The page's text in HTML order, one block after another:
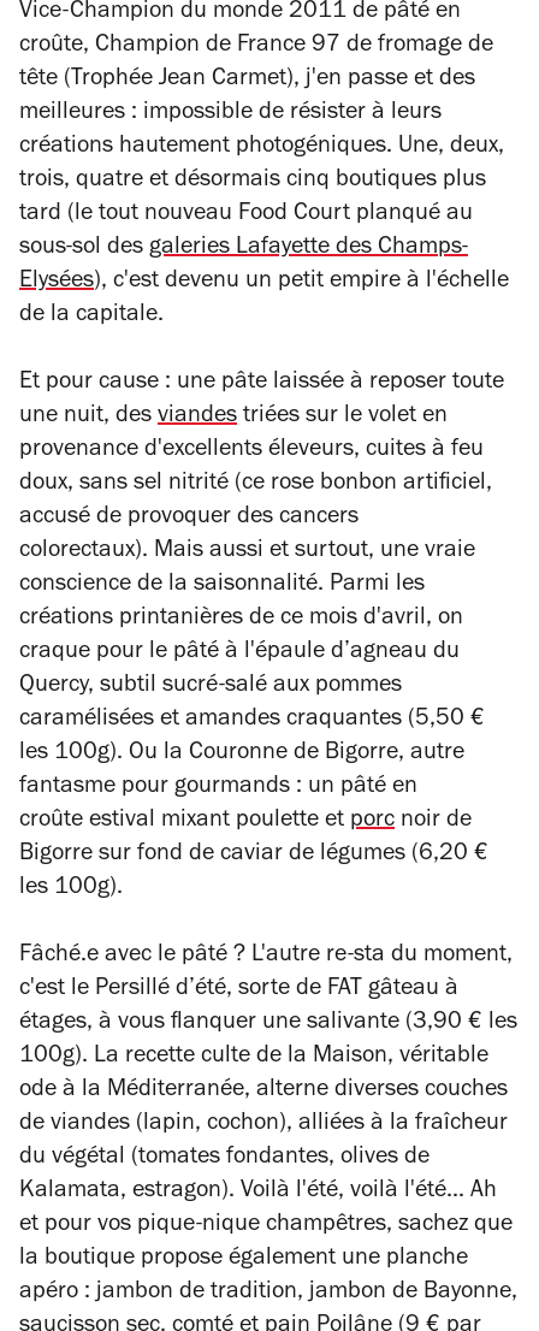
Vice-Champion du monde 2011 de pâté en
croûte, Champion de France 97 de fromage de
tête (Trophée Jean Carmet), j'en passe et des
meilleures : impossible de résister à leurs
créations hautement photogéniques. Une, deux,
trois, quatre et désormais cinq boutiques plus
tard (le tout nouveau Food Court planqué au
sous-sol des galeries Lafayette des Champs-
Elysées), c'est devenu un petit empire à l'échelle
de la capitale.
Et pour cause : une pâte laissée à reposer toute
une nuit, des viandes triées sur le volet en
provenance d'excellents éleveurs, cuites à feu
doux, sans sel nitrité (ce rose bonbon artificiel,
accusé de provoquer des cancers
colorectaux). Mais aussi et surtout, une vraie
conscience de la saisonnalité. Parmi les
créations printanières de ce mois d'avril, on
craque pour le pâté à l'épaule d’agneau du
Quercy, subtil sucré-salé aux pommes
caramélisées et amandes craquantes (5,50 €
les 100g). Ou la Couronne de Bigorre, autre
fantasme pour gourmands : un pâté en
croûte estival mixant poulette et porc noir de
Bigorre sur fond de caviar de légumes (6,20 €
les 100g).
Fâché.e avec le pâté ? L'autre re-sta du moment,
c'est le Persillé d’été, sorte de FAT gâteau à
étages, à vous flanquer une salivante (3,90 € les
100g). La recette culte de la Maison, véritable
ode à la Méditerranée, alterne diverses couches
de viandes (lapin, cochon), alliées à la fraîcheur
du végétal (tomates fondantes, olives de
Kalamata, estragon). Voilà l'été, voilà l'été... Ah
et pour vos pique-nique champêtres, sachez que
la boutique propose également une planche
apéro : jambon de tradition, jambon de Bayonne,